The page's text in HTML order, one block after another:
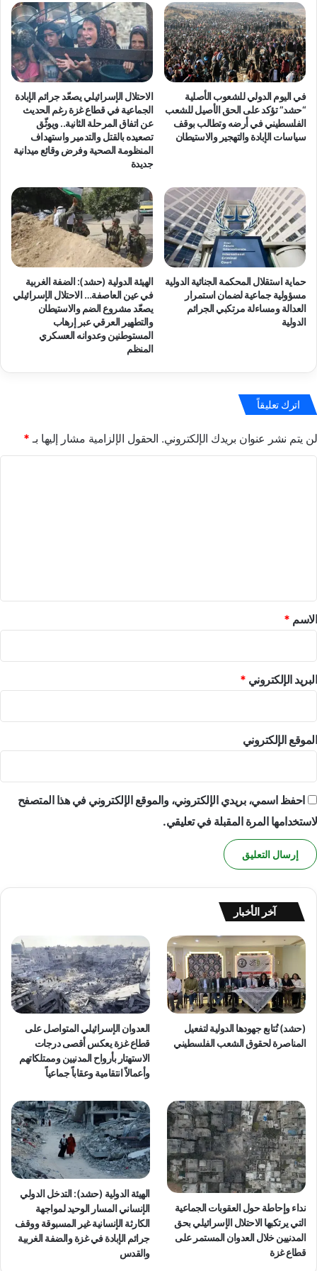
ر
ي
ب
ي
ة
ح
و
ل
ح
ا
ل
ف
ئ
ا
ت
ا
ل
م
ه
ة
د
"
تُ
ص
د
ر
و
ر
ق
ة
:
"
و
ا
ق
ح
م
ا
ر
ي
ر
ي
ل
ط
ن
في اليوم الدولي للشعوب الأصلية
“حشد” تؤكد على الحق الأصيل للشعب
الفلسطيني في أرضه وتطالب بوقف
سياسات الإبادة والتهجير والاستيطان
الاحتلال الإسرائيلي يصعّد جرائم الإبادة
الجماعية في قطاع غزة رغم الحديث
عن اتفاق المرحلة الثانية.. ويوثّق
تصعيده بالقتل والتدمير واستهداف
المنظومة الصحية وفرض وقائع ميدانية
جديدة
حماية استقلال المحكمة الجنائية الدولية
مسؤولية جماعية لضمان استمرار
العدالة ومساءلة مرتكبي الجرائم
الدولية
الهيئة الدولية (حشد): الضفة الغربية
في عين العاصفة… الاحتلال الإسرائيلي
يصعّد مشروع الضم والاستيطان
والتطهير العرقي عبر إرهاب
المستوطنين وعدوانه العسكري
المنظم
اترك تعليقاً
لن يتم نشر عنوان بريدك الإلكتروني. الحقول الإلزامية مشار إليها بـ *
*
الاسم *
البريد الإلكتروني *
الموقع الإلكتروني
احفظ اسمي، بريدي الإلكتروني، والموقع الإلكتروني في هذا المتصفح
لاستخدامها المرة المقبلة في تعليقي.
آخر الأخبار
(حشد) تُتابع جهودها الدولية لتفعيل
المناصرة لحقوق الشعب الفلسطيني
العدوان الإسرائيلي المتواصل على
قطاع غزة يعكس أقصى درجات
الاستهتار بأرواح المدنيين وممتلكاتهم
وأعمالاً انتقامية وعقاباً جماعياً
نداء وإحاطة حول العقوبات الجماعية
التي يرتكبها الاحتلال الإسرائيلي بحق
المدنيين خلال العدوان المستمر على
قطاع غزة
الهيئة الدولية (حشد): التدخل الدولي
الإنساني المسار الوحيد لمواجهة
الكارثة الإنسانية غير المسبوقة ووقف
جرائم الإبادة في غزة والضفة الغربية
والقدس